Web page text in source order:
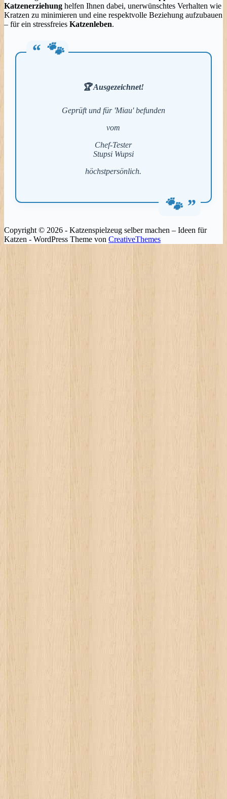
Katzenerziehung helfen Ihnen dabei, unerwünschtes Verhalten wie
Kratzen zu minimieren und eine respektvolle Beziehung aufzubauen
– für ein stressfreies Katzenleben.
🏆Ausgezeichnet!
Geprüft und für 'Miau' befunden
vom
Chef-Tester
Stupsi Wupsi
höchstpersönlich.
Copyright © 2026 - Katzenspielzeug selber machen – Ideen für
Katzen - WordPress Theme von CreativeThemes